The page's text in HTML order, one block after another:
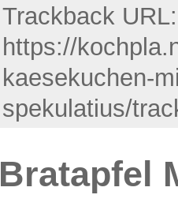
Trackback URL:
https://
kaesekuchen-
spekulatius/
Bratapfel